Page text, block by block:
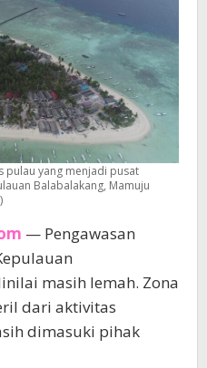
pulau yang menjadi pusat
Balabalakang, Mamuju
— Pengawasan
masih lemah. Zona
dari aktivitas
dimasuki pihak